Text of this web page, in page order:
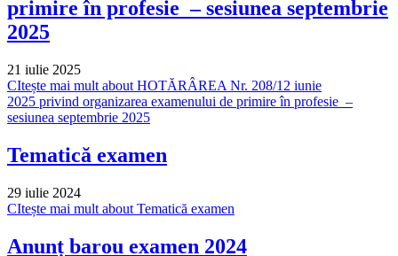
primire în profesie – sesiunea septembrie
2025
21 iulie 2025
CItește mai mult about HOTĂRÂREA Nr. 208/12 iunie
2025 privind organizarea examenului de primire în profesie –
sesiunea septembrie 2025
Tematică examen
29 iulie 2024
CItește mai mult about Tematică examen
Anunț barou examen 2024